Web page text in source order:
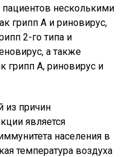
несколькими
грипп А и риновирус,
2-го типа и
а также
грипп А, риновирус и
из причин
является
населения в
температура воздуха